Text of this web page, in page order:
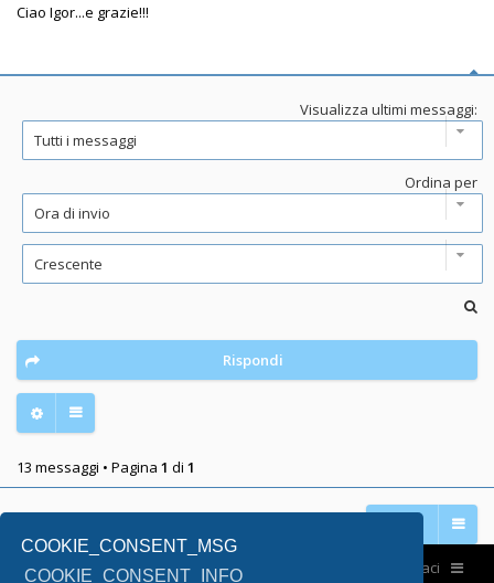
COOKIE_CONSENT_MSG
COOKIE_CONSENT_INFO
Ciao Igor...e grazie!!!
Visualizza ultimi messaggi:
Ordina per
Rispondi
13 messaggi • Pagina 1 di 1
Home Contattaci